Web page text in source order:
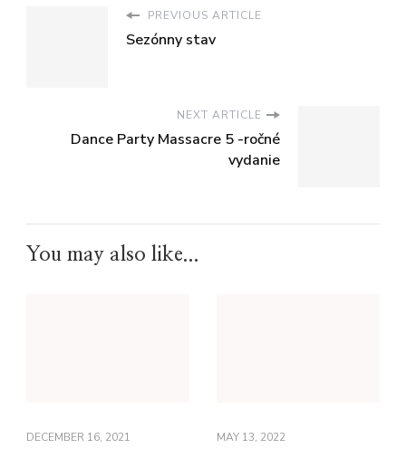
PREVIOUS ARTICLE
Sezónny stav
NEXT ARTICLE
Dance Party Massacre 5 -ročné
vydanie
You may also like...
DECEMBER 16, 2021 MAY 13, 2022